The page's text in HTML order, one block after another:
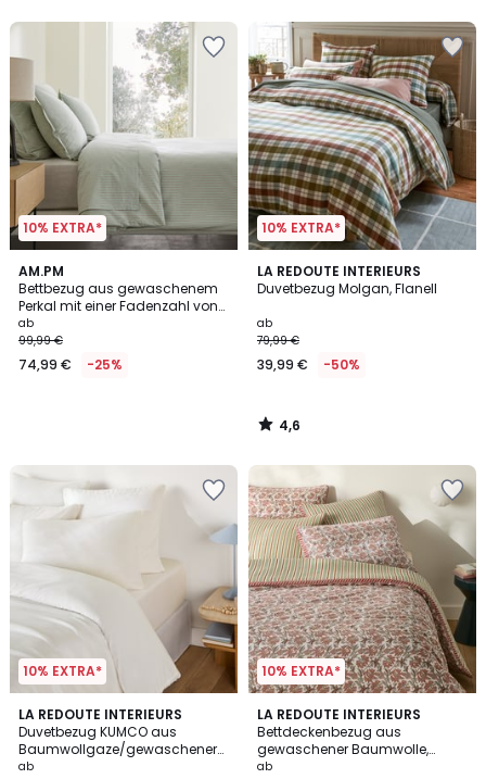
10% EXTRA*
AM.PM
Bettbezug aus gewaschenem
Perkal mit einer Fadenzahl von
120, VALLI
ab
99,99 €
74,99 € -25%
10% EXTRA*
LA REDOUTE INTERIEURS
Duvetbezug Molgan, Flanell
ab
79,99 €
39,99 € -50%
4,6
/ 5
4,6
/
10% EXTRA*
LA REDOUTE INTERIEURS
Duvetbezug KUMCO aus
Baumwollgaze/gewaschener
Baumwolle
ab
3,2
/ 5
10
Farben
10% EXTRA*
LA REDOUTE INTERIEURS
Bettdeckenbezug aus
gewaschener Baumwolle,
Hyacinthe
ab
4
/
5